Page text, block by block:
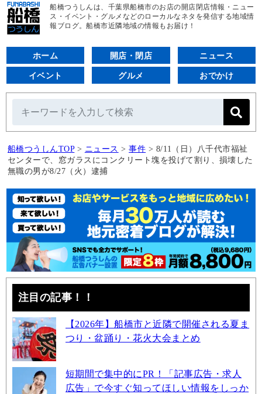
船橋つうしんは、千葉県船橋市のお店の開店閉店情報・ニュー
ス・イベント・グルメなどのローカルなネタを発信する地域情
報ブログ。船橋市近隣地域の情報もお届け！
ホーム 開店・閉店 ニュース
イベント グルメ おでかけ
船橋つうしんTOP > ニュース > 事件 > 8/11（日）八千代市福祉
センターで、窓ガラスにコンクリート塊を投げて割り、損壊した
無職の男が8/27（火）逮捕
注目の記事！！
【2026年】船橋市と近隣で開催される夏ま
つり・盆踊り・花火大会まとめ
短期間で集中的にPR！「記事広告・求人
広告」で今すぐ知ってほしい情報をしっか